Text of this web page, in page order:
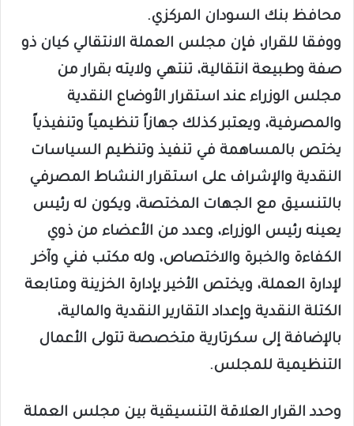
محافظ بنك السودان المركزي.
ووفقا للقرار، فإن مجلس العملة الانتقالي كيان ذو
صفة وطبيعة انتقالية، تنتهي ولايته بقرار من
مجلس الوزراء عند استقرار الأوضاع النقدية
والمصرفية، ويعتبر كذلك جهازاً تنظيمياً وتنفيذياً
يختص بالمساهمة في تنفيذ وتنظيم السياسات
النقدية والإشراف على استقرار النشاط المصرفي
بالتنسيق مع الجهات المختصة، ويكون له رئيس
يعينه رئيس الوزراء، وعدد من الأعضاء من ذوي
الكفاءة والخبرة والاختصاص، وله مكتب فني وآخر
لإدارة العملة، ويختص الأخير بإدارة الخزينة ومتابعة
الكتلة النقدية وإعداد التقارير النقدية والمالية،
بالإضافة إلى سكرتارية متخصصة تتولى الأعمال
التنظيمية للمجلس.
وحدد القرار العلاقة التنسيقية بين مجلس العملة